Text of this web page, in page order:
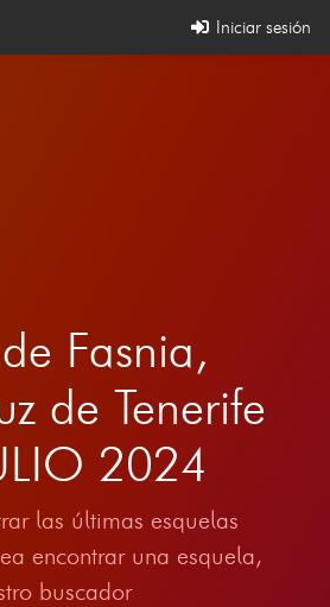
Iniciar sesión
Fasnia,
de Tenerife
2024
las últimas esquelas
encontrar una esquela,
buscador